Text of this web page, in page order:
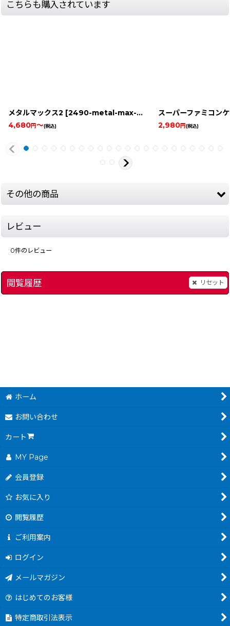
こちらも購入されています
メタルマックス2 [2490-metal-max-2-snes ]
4,680円～(税込)
スーパーファミコン
2,980円(税込)
その他の商品
レビュー
0件のレビュー
閲覧履歴 リセット
ホーム
お問い合わせ
カート
MY Page
会員登録
お気に入り
閲覧履歴
ご利用案内
ログイン
メールマガジン
はじめてのお客様
特定商取引法表示